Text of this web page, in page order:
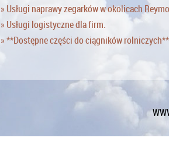
» Usługi naprawy zegarków w okolicach
» Usługi logistyczne dla firm.
» **Dostępne części do ciągników rolniczych**